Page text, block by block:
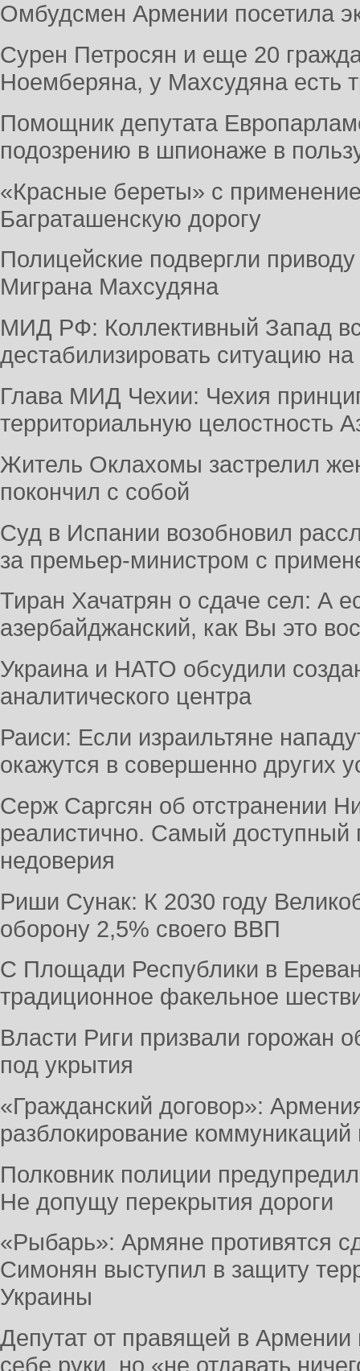
Омбудсмен Армении посетила
Сурен Петросян и еще 20
Ноемберяна, у Махсудяна есть
Помощник депутата
подозрению в шпионаже в
«Красные береты» с
Баграташенскую дорогу
Полицейские подвергли
Миграна Махсудяна
МИД РФ: Коллективный Запад
дестабилизировать ситуацию
Глава МИД Чехии: Чехия
территориальную целостность
Житель Оклахомы застрелил
покончил с собой
Суд в Испании возобновил
за премьер-министром с
Тиран Хачатрян о сдаче сел: А
азербайджанский, как Вы это
Украина и НАТО обсудили
аналитического центра
Раиси: Если израильтяне
окажутся в совершенно других
Серж Саргсян об отстранении
реалистично. Самый доступный
недоверия
Риши Сунак: К 2030 году
оборону 2,5% своего ВВП
С Площади Республики в
традиционное факельное
Власти Риги призвали горожан
под укрытия
«Гражданский договор»:
разблокирование коммуникаций
Полковник полиции
Не допущу перекрытия дороги
«Рыбарь»: Армяне противятся
Симонян выступил в защиту
Украины
Депутат от правящей в Армении
себе руки, но «не отдавать